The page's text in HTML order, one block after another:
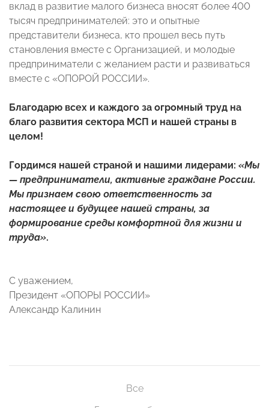
вклад в развитие малого бизнеса вносят более 400
тысяч предпринимателей: это и опытные
представители бизнеса, кто прошел весь путь
становления вместе с Организацией, и молодые
предприниматели с желанием расти и развиваться
вместе с «ОПОРОЙ РОССИИ».
Благодарю всех и каждого за огромный труд на
благо развития сектора МСП и нашей страны в
целом!
Гордимся нашей страной и нашими лидерами: «Мы
— предприниматели, активные граждане России.
Мы признаем свою ответственность за
настоящее и будущее нашей страны, за
формирование среды комфортной для жизни и
труда».
С уважением,
Президент «ОПОРЫ РОССИИ»
Александр Калинин
Все